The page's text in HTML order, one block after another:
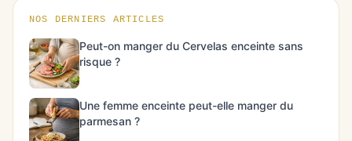
NOS DERNIERS ARTICLES
Peut-on manger du Cervelas enceinte sans
risque ?
Une femme enceinte peut-elle manger du
parmesan ?